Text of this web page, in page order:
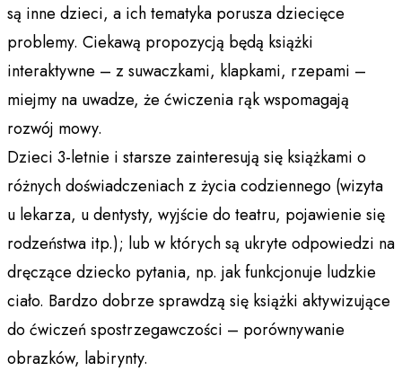
są inne dzieci, a ich tematyka porusza dziecięce
problemy. Ciekawą propozycją będą książki
interaktywne – z suwaczkami, klapkami, rzepami –
miejmy na uwadze, że ćwiczenia rąk wspomagają
rozwój mowy.
Dzieci 3-letnie i starsze zainteresują się książkami o
różnych doświadczeniach z życia codziennego (wizyta
u lekarza, u dentysty, wyjście do teatru, pojawienie się
rodzeństwa itp.); lub w których są ukryte odpowiedzi na
dręczące dziecko pytania, np. jak funkcjonuje ludzkie
ciało. Bardzo dobrze sprawdzą się książki aktywizujące
do ćwiczeń spostrzegawczości – porównywanie
obrazków, labirynty.